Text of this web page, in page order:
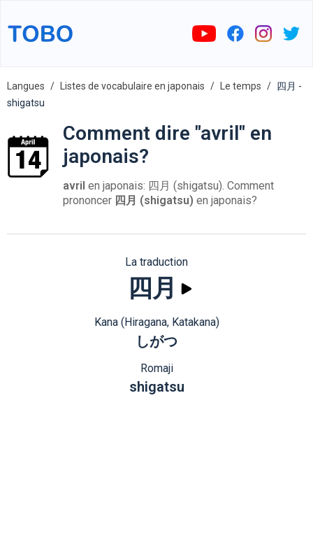
Langues Listes de vocabulaire en japonais Le temps
四月 -
shigatsu
Comment dire "avril" en
japonais?
avril en japonais: 四月 (shigatsu). Comment
prononcer 四月 (shigatsu) en japonais?
La traduction
四月
Kana (Hiragana, Katakana)
しがつ
Romaji
shigatsu